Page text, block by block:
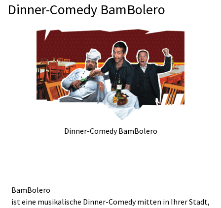
Dinner-Comedy BamBolero
Dinner-Comedy BamBolero
BamBolero
ist eine musikalische Dinner-Comedy mitten in Ihrer Stadt,